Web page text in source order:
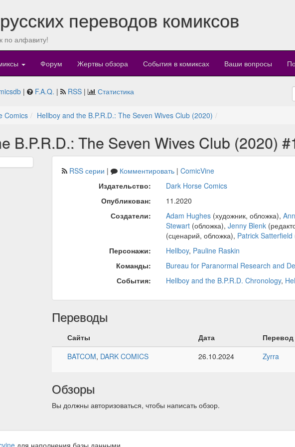
переводов комиксов
по алфавиту!
Форум Жертвы обзора События в комиксах Ваши вопросы
| F.A.Q. | RSS | Статистика
Comics Hellboy and the B.P.R.D.: The Seven Wives Club (2020)
B.P.R.D.: The Seven Wives Club (2020)
RSS серии | Комментировать| ComicVine
Издательство:
Dark Horse Comics
Опубликован:
11.2020
Создатели:
Adam Hughes(художник, обложка),
Stewart(обложка), Jenny Blenk
(сценарий, обложка), Patrick
Персонажи:
Hellboy, Pauline Raskin
Команды:
Bureau for Paranormal Research and
События:
Hellboy and the B.P.R.D. Chronology,
Переводы
Сайты Дата Перевод
BATCOM, DARK COMICS 26.10.2024 Zyrra
Обзоры
Вы должны авторизоваться, чтобы написать обзор.